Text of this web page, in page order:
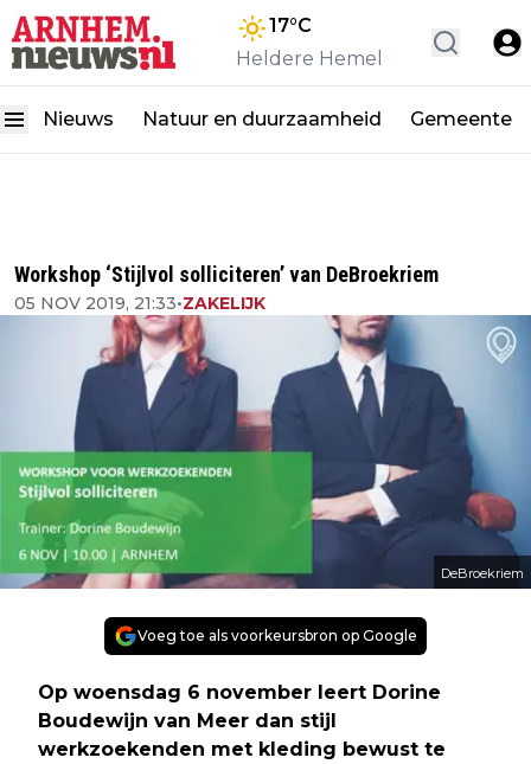
17°C
Heldere Hemel
Nieuws Natuur en duurzaamheid Gemeente
Workshop ‘Stijlvol solliciteren’ van DeBroekriem
05 NOV 2019, 21:33•ZAKELIJK
DeBroekriem
Voeg toe als voorkeursbron op Google
Op woensdag 6 november leert Dorine
Boudewijn van Meer dan stijl
werkzoekenden met kleding bewust te